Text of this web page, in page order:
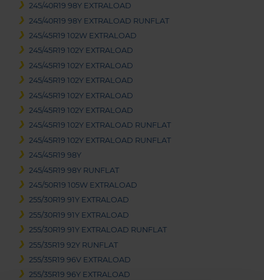
245/40R19 98Y EXTRALOAD
245/40R19 98Y EXTRALOAD RUNFLAT
245/45R19 102W EXTRALOAD
245/45R19 102Y EXTRALOAD
245/45R19 102Y EXTRALOAD
245/45R19 102Y EXTRALOAD
245/45R19 102Y EXTRALOAD
245/45R19 102Y EXTRALOAD
245/45R19 102Y EXTRALOAD RUNFLAT
245/45R19 102Y EXTRALOAD RUNFLAT
245/45R19 98Y
245/45R19 98Y RUNFLAT
245/50R19 105W EXTRALOAD
255/30R19 91Y EXTRALOAD
255/30R19 91Y EXTRALOAD
255/30R19 91Y EXTRALOAD RUNFLAT
255/35R19 92Y RUNFLAT
255/35R19 96V EXTRALOAD
255/35R19 96Y EXTRALOAD